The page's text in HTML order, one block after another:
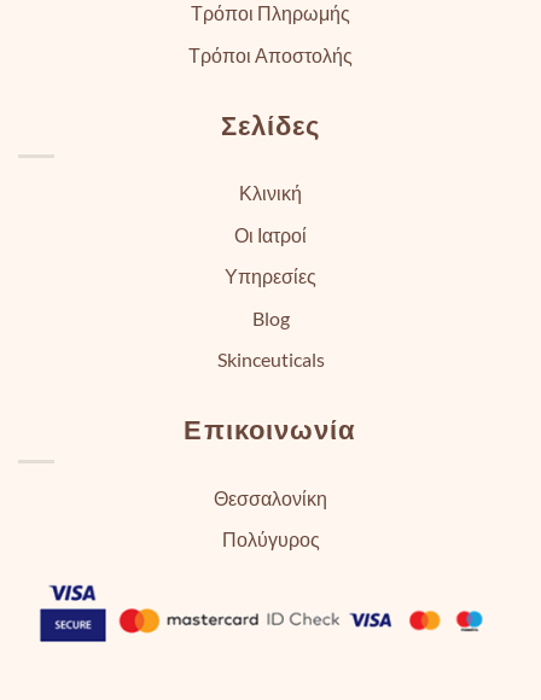
Τρόποι Πληρωμής
Τρόποι Αποστολής
Σελίδες
Κλινική
Οι Ιατροί
Υπηρεσίες
Blog
Skinceuticals
Επικοινωνία
Θεσσαλονίκη
Πολύγυρος